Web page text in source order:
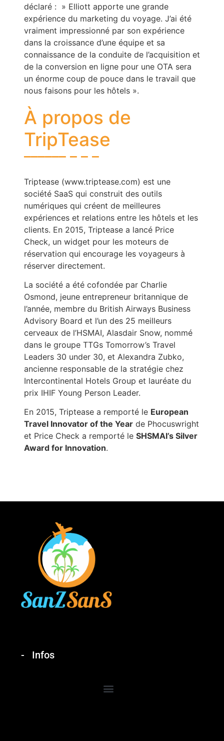
déclaré : » Elliott apporte une grande
expérience du marketing du voyage. J’ai été
vraiment impressionné par son expérience
dans la croissance d’une équipe et sa
connaissance de la conduite de l’acquisition et
de la conversion en ligne pour une OTA sera
un énorme coup de pouce dans le travail que
nous faisons pour les hôtels ».
À propos de
TripTease
Triptease (www.triptease.com) est une
société SaaS qui construit des outils
numériques qui créent de meilleures
expériences et relations entre les hôtels et les
clients. En 2015, Triptease a lancé Price
Check, un widget pour les moteurs de
réservation qui encourage les voyageurs à
réserver directement.
La société a été cofondée par Charlie
Osmond, jeune entrepreneur britannique de
l’année, membre du British Airways Business
Advisory Board et l’un des 25 meilleurs
cerveaux de l’HSMAI, Alasdair Snow, nommé
dans le groupe TTGs Tomorrow’s Travel
Leaders 30 under 30, et Alexandra Zubko,
ancienne responsable de la stratégie chez
Intercontinental Hotels Group et lauréate du
prix IHIF Young Person Leader.
En 2015, Triptease a remporté le European
Travel Innovator of the Year de Phocuswright
et Price Check a remporté le SHSMAI’s Silver
Award for Innovation.
Infos